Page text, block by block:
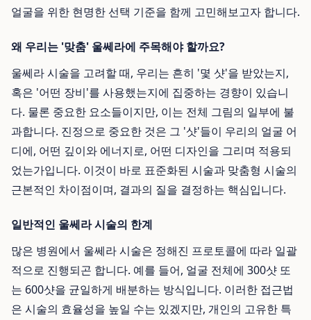
얼굴을 위한 현명한 선택 기준을 함께 고민해보고자 합니다.
왜 우리는 '맞춤' 울쎄라에 주목해야 할까요?
울쎄라 시술을 고려할 때, 우리는 흔히 '몇 샷'을 받았는지,
혹은 '어떤 장비'를 사용했는지에 집중하는 경향이 있습니
다. 물론 중요한 요소들이지만, 이는 전체 그림의 일부에 불
과합니다. 진정으로 중요한 것은 그 '샷'들이 우리의 얼굴 어
디에, 어떤 깊이와 에너지로, 어떤 디자인을 그리며 적용되
었는가입니다. 이것이 바로 표준화된 시술과 맞춤형 시술의
근본적인 차이점이며, 결과의 질을 결정하는 핵심입니다.
일반적인 울쎄라 시술의 한계
많은 병원에서 울쎄라 시술은 정해진 프로토콜에 따라 일괄
적으로 진행되곤 합니다. 예를 들어, 얼굴 전체에 300샷 또
는 600샷을 균일하게 배분하는 방식입니다. 이러한 접근법
은 시술의 효율성을 높일 수는 있겠지만, 개인의 고유한 특